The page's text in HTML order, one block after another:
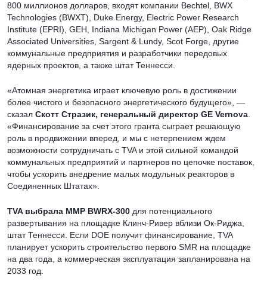
800 миллионов долларов, входят компании Bechtel, BWX
Technologies (BWXT), Duke Energy, Electric Power Research
Institute (EPRI), GEH, Indiana Michigan Power (AEP), Oak Ridge
Associated Universities, Sargent & Lundy, Scot Forge, другие
коммунальные предприятия и разработчики передовых
ядерных проектов, а также штат Теннесси.
«Атомная энергетика играет ключевую роль в достижении
более чистого и безопасного энергетического будущего», —
сказал Скотт Стразик, генеральный директор GE Vernova
«Финансирование за счет этого гранта сыграет решающую
роль в продвижении вперед, и мы с нетерпением ждем
возможности сотрудничать с TVA и этой сильной командой
коммунальных предприятий и партнеров по цепочке поставок,
чтобы ускорить внедрение малых модульных реакторов в
Соединенных Штатах».
TVA выбрала ММР BWRX-300 для потенциального
развертывания на площадке Клинч-Ривер вблизи Ок-Риджа,
штат Теннесси. Если DOE получит финансирование, TVA
планирует ускорить строительство первого SMR на площадке
на два года, а коммерческая эксплуатация запланирована на
2033 год.